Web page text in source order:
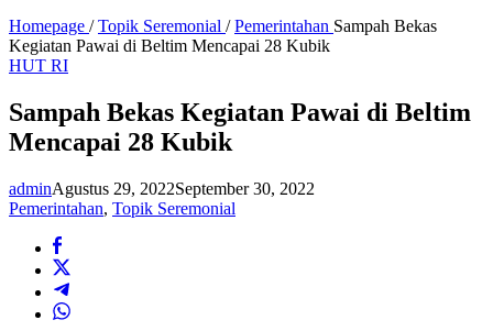
Homepage / Topik Seremonial / Pemerintahan Sampah Bekas
Kegiatan Pawai di Beltim Mencapai 28 Kubik
HUT RI
Sampah Bekas Kegiatan Pawai di Beltim
Mencapai 28 Kubik
adminAgustus 29, 2022September 30, 2022
Pemerintahan, Topik Seremonial